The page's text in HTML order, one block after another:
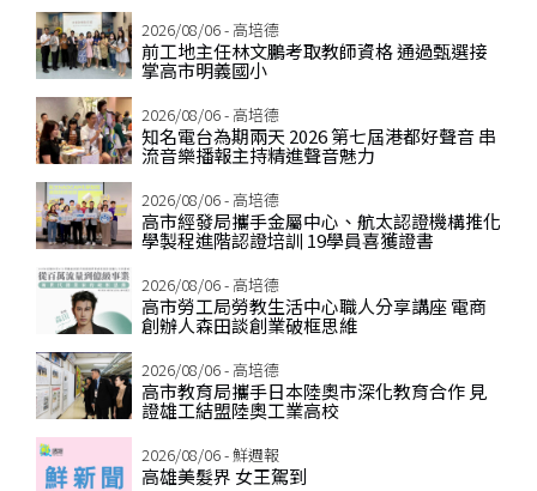
2026/08/06 - 高培德
前工地主任林文鵬考取教師資格 通過甄選接
掌高市明義國小
2026/08/06 - 高培德
知名電台為期兩天 2026 第七屆港都好聲音 串
流音樂播報主持精進聲音魅力
2026/08/06 - 高培德
高市經發局攜手金屬中心、航太認證機構推化
學製程進階認證培訓 19學員喜獲證書
2026/08/06 - 高培德
高市勞工局勞教生活中心職人分享講座 電商
創辦人森田談創業破框思維
2026/08/06 - 高培德
高市教育局攜手日本陸奧市深化教育合作 見
證雄工結盟陸奧工業高校
2026/08/06 - 鮮週報
高雄美髮界 女王駕到